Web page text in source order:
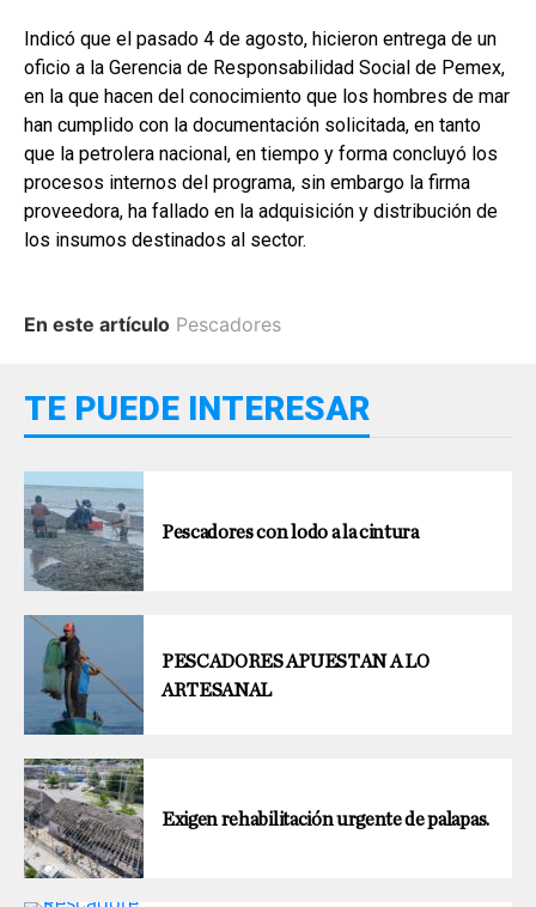
Indicó que el pasado 4 de agosto, hicieron entrega de un
oficio a la Gerencia de Responsabilidad Social de Pemex,
en la que hacen del conocimiento que los hombres de mar
han cumplido con la documentación solicitada, en tanto
que la petrolera nacional, en tiempo y forma concluyó los
procesos internos del programa, sin embargo la firma
proveedora, ha fallado en la adquisición y distribución de
los insumos destinados al sector.
En este artículo Pescadores
TE PUEDE INTERESAR
Pescadores con lodo a la cintura
PESCADORES APUESTAN A LO
ARTESANAL
Exigen rehabilitación urgente de palapas.